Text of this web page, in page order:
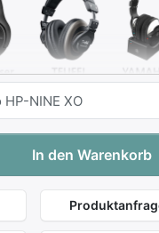
Audio HD
Vivaldi 360 zu
In den Warenkorb